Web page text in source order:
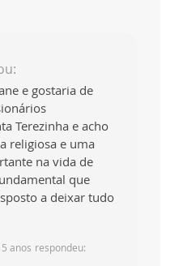
e gostaria de
Terezinha e acho
religiosa e uma
na vida de
que
a deixar tudo
anos respondeu: